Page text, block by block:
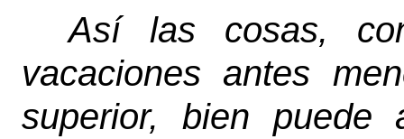
Así las cosas,
vacaciones antes
superior, bien puede